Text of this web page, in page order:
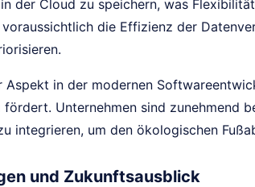
der Cloud zu speichern, was
die Effizienz der
Aspekt in der modernen
Unternehmen sind zunehmend
integrieren, um den ökologischen
und Zukunftsausblick